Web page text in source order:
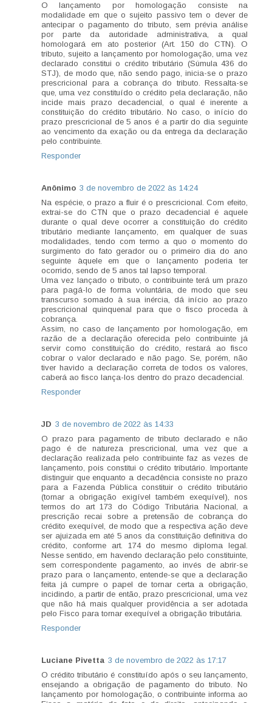
O lançamento por homologação consiste na
modalidade em que o sujeito passivo tem o dever de
antecipar o pagamento do tributo, sem prévia análise
por parte da autoridade administrativa, a qual
homologará em ato posterior (Art. 150 do CTN). O
tributo, sujeito a lançamento por homologação, uma vez
declarado constitui o crédito tributário (Súmula 436 do
STJ), de modo que, não sendo pago, inicia-se o prazo
prescricional para a cobrança do tributo. Ressalta-se
que, uma vez constituído o crédito pela declaração, não
incide mais prazo decadencial, o qual é inerente a
constituição do crédito tributário. No caso, o início do
prazo prescricional de 5 anos é a partir do dia seguinte
ao vencimento da exação ou da entrega da declaração
pelo contribuinte.
Responder
Anônimo 3 de novembro de 2022 às 14:24
Na espécie, o prazo a fluir é o prescricional. Com efeito,
extrai-se do CTN que o prazo decadencial é aquele
durante o qual deve ocorrer a constituição do crédito
tributário mediante lançamento, em qualquer de suas
modalidades, tendo com termo a quo o momento do
surgimento do fato gerador ou o primeiro dia do ano
seguinte àquele em que o lançamento poderia ter
ocorrido, sendo de 5 anos tal lapso temporal.
Uma vez lançado o tributo, o contribuinte terá um prazo
para pagá-lo de forma voluntária, de modo que seu
transcurso somado à sua inércia, dá início ao prazo
prescricional quinquenal para que o fisco proceda à
cobrança.
Assim, no caso de lançamento por homologação, em
razão de a declaração oferecida pelo contribuinte já
servir como constituição do crédito, restará ao fisco
cobrar o valor declarado e não pago. Se, porém, não
tiver havido a declaração correta de todos os valores,
caberá ao fisco lança-los dentro do prazo decadencial.
Responder
JD 3 de novembro de 2022 às 14:33
O prazo para pagamento de tributo declarado e não
pago é de natureza prescricional, uma vez que a
declaração realizada pelo contribuinte faz as vezes de
lançamento, pois constitui o crédito tributário. Importante
distinguir que enquanto a decadência consiste no prazo
para a Fazenda Pública constituir o crédito tributário
(tornar a obrigação exigível também exequível), nos
termos do art 173 do Código Tributária Nacional, a
prescrição recai sobre a pretensão de cobrança do
crédito exequível, de modo que a respectiva ação deve
ser ajuizada em até 5 anos da constituição definitiva do
crédito, conforme art. 174 do mesmo diploma legal.
Nesse sentido, em havendo declaração pelo constituinte,
sem correspondente pagamento, ao invés de abrir-se
prazo para o lançamento, entende-se que a declaração
feita já cumpre o papel de tornar certa a obrigação,
incidindo, a partir de então, prazo prescricional, uma vez
que não há mais qualquer providência a ser adotada
pelo Fisco para tornar exequível a obrigação tributária.
Responder
Luciane Pivetta 3 de novembro de 2022 às 17:17
O crédito tributário é constituído após o seu lançamento,
ensejando a obrigação de pagamento do tributo. No
lançamento por homologação, o contribuinte informa ao